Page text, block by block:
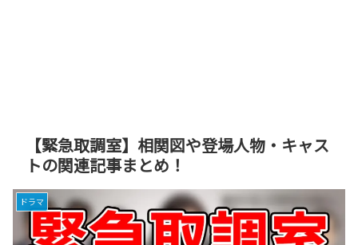
【緊急取調室】相関図や登場人物・キャス
トの関連記事まとめ！
ドラマ